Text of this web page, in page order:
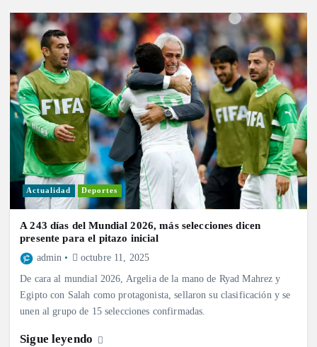
Actualidad Deportes
A 243 días del Mundial 2026, más selecciones dicen
presente para el pitazo inicial
admin octubre 11, 2025
De cara al mundial 2026, Argelia de la mano de Ryad Mahrez y
Egipto con Salah como protagonista, sellaron su clasificación y se
unen al grupo de 15 selecciones confirmadas.
Sigue leyendo